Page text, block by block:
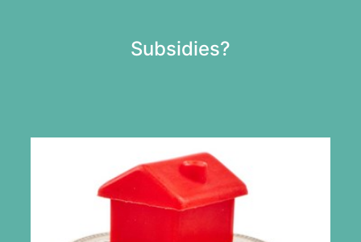
Subsidies?